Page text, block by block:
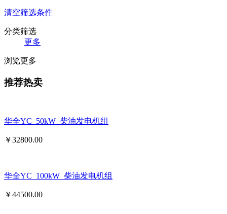
清空筛选条件
分类筛选
更多
浏览更多
推荐热卖
华全YC_50kW_柴油发电机组
￥32800.00
华全YC_100kW_柴油发电机组
￥44500.00